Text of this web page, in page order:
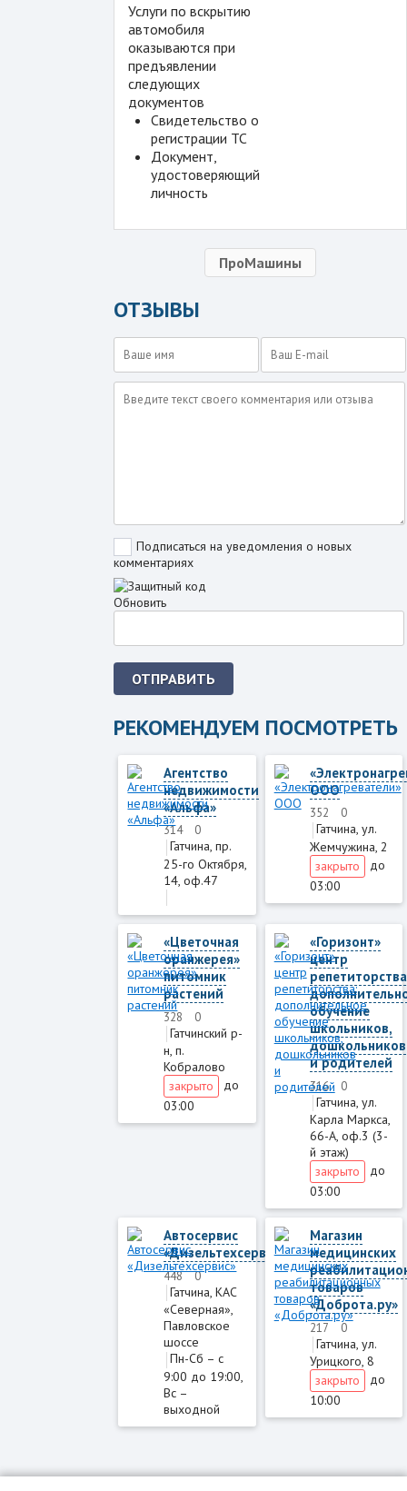
Услуги по вскрытию
автомобиля
оказываются при
предъявлении
следующих
документов
Свидетельство о
регистрации ТС
Документ,
удостоверяющий
личность
ПроМашины
ОТЗЫВЫ
Подписаться на уведомления о новых
комментариях
Обновить
ОТПРАВИТЬ
РЕКОМЕНДУЕМ ПОСМОТРЕТЬ
Агентство
недвижимости
«Альфа»
314 0
Гатчина, пр.
25-го Октября,
14, оф.47
ООО
352 0
Гатчина, ул.
Жемчужина, 2
закрыто
до
03:00
«Цветочная
оранжерея»
питомник
растений
328 0
Гатчинский р-
н, п.
Кобралово
закрыто
до
03:00
«Горизонт»
центр
обучение
школьников,
дошкольников
и родителей
316 0
Гатчина, ул.
Карла Маркса,
66-А, оф.3 (3-
й этаж)
закрыто
до
03:00
Автосервис
«Дизельтехсервис»
448 0
Гатчина, КАС
«Северная»,
Павловское
шоссе
Пн-Сб – с
9:00 до 19:00,
Вс –
выхoдной
Магазин
медицинских
товаров
«Доброта.ру»
217 0
Гатчина, ул.
Урицкого, 8
закрыто
до
10:00